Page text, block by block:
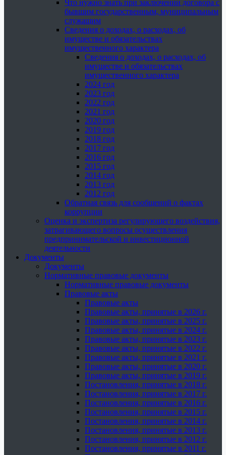
Что нужно знать при заключении договора с
бывшим государственным, муниципальным
служащим
Сведения о доходах, о расходах, об
имуществе и обязательствах
имущественного характера
Сведения о доходах, о расходах, об
имуществе и обязательствах
имущественного характера
2024 год
2023 год
2022 год
2021 год
2020 год
2019 год
2018 год
2017 год
2016 год
2015 год
2014 год
2013 год
2012 год
Обратная связь для сообщений о фактах
коррупции
Оценка и экспертиза регулирующего воздействия,
затрагивающего вопросы осуществления
предпринимательской и инвестиционной
деятельности
Документы
Документы
Нормативные правовые документы
Нормативные правовые документы
Правовые акты
Правовые акты
Правовые акты, принятые в 2026 г.
Правовые акты, принятые в 2025 г.
Правовые акты, принятые в 2024 г.
Правовые акты, принятые в 2023 г.
Правовые акты, принятые в 2022 г.
Правовые акты, принятые в 2021 г.
Правовые акты, принятые в 2020 г.
Правовые акты, принятые в 2019 г.
Постановления, принятые в 2018 г.
Постановления, принятые в 2017 г.
Постановления, принятые в 2016 г.
Постановления, принятые в 2015 г.
Постановления, принятые в 2014 г.
Постановления, принятые в 2013 г.
Постановления, принятые в 2012 г.
Постановления, принятые в 2011 г.